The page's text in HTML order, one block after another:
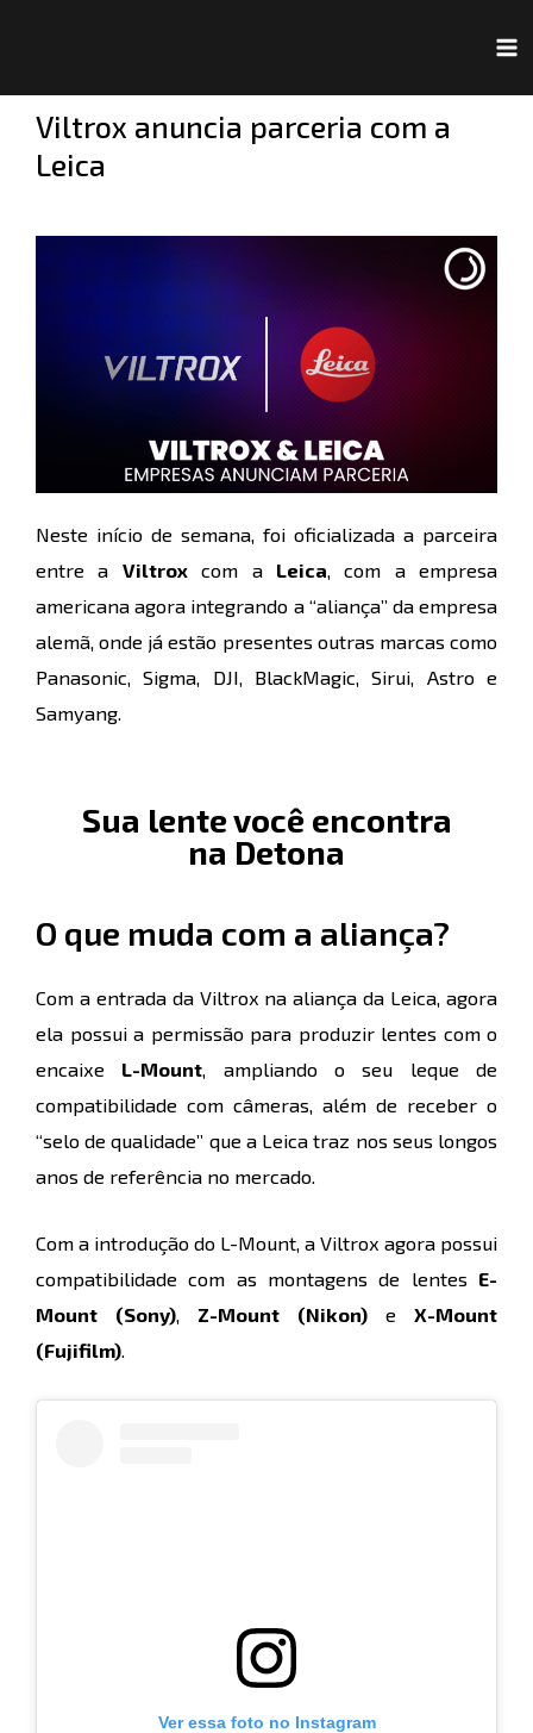
conteúdo
Viltrox anuncia parceria com a
Leica
Neste início de semana, foi oficializada a parceira
entre a Viltroxcom a Leica , com a empresa
americana agora integrando a “aliança” da empresa
alemã, onde já estão presentes outras marcas como
Panasonic, Sigma, DJI, BlackMagic, Sirui, Astro e
Samyang.
Sua lente você encontra
na Detona
O que muda com a aliança?
Com a entrada da Viltrox na aliança da Leica, agora
ela possui a permissão para produzir lentes com o
encaixe L-Mount, ampliando o seu leque de
compatibilidade com câmeras, além de receber o
“selo de qualidade” que a Leica traz nos seus longos
anos de referência no mercado.
Com a introdução do L-Mount, a Viltrox agora possui
compatibilidade com as montagens de lentes E-
Mount (Sony), Z-Mount (Nikon) e X-Mount
(Fujifilm).
Ver essa foto no Instagram